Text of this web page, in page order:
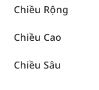
Chiều Rộng
Chiều Cao
Chiều Sâu